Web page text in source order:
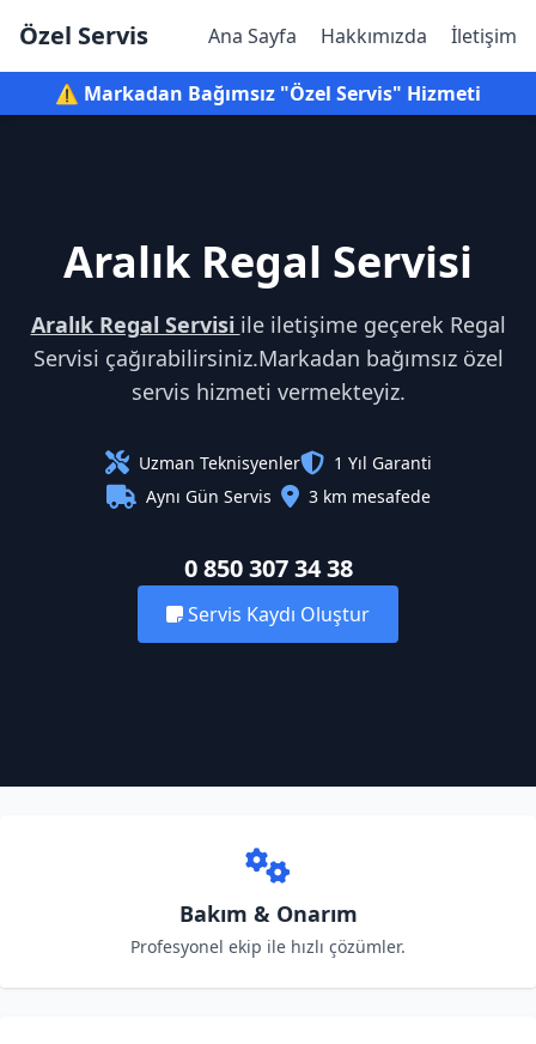
Özel Servis Ana Sayfa Hakkımızda İletişim
⚠️ Markadan Bağımsız "Özel Servis" Hizmeti
Aralık Regal Servisi
Aralık Regal Servisi ile iletişime geçerek Regal
Servisi çağırabilirsiniz.Markadan bağımsız özel
servis hizmeti vermekteyiz.
Uzman Teknisyenler
1 Yıl Garanti
Aynı Gün Servis
3 km mesafede
0 850 307 34 38
Servis Kaydı Oluştur
Bakım & Onarım
Profesyonel ekip ile hızlı çözümler.